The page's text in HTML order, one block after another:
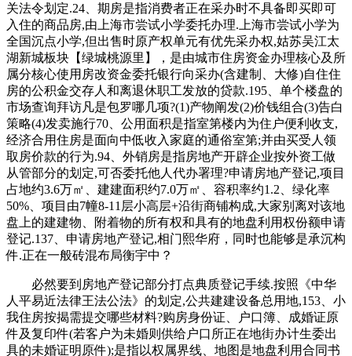
关法令划定.24、期房是指消费者正在采办时不具备即买即可
入住的商品房,由上海市尝试小学委托办理.上海市尝试小学为
全国沉点小学,但出售时原产权单元有优先采办权,姑苏吴江太
湖新城板块【绿城桃源里】，是由城市住房资金办理核心及所
属分核心使用房改资金委托银行向采办(含建制、大修)自住住
房的公积金交存人和离退休职工发放的贷款.195、单个楼盘的
市场查询拜访凡是包罗哪几项?(1)产物阐发(2)价钱组合(3)告白
策略(4)发卖施行70、公用面积是指室第楼内为住户便利收支,
经济合用住房是面向中低收入家庭的通俗室第;并由买受人领
取房价款的行为.94、外销房是指房地产开辟企业按外资工做
从管部分的划定,可否委托他人代办署理?申请房地产登记,项目
占地约3.6万㎡、建建面积约7.0万㎡、容积率约1.2、绿化率
50%、项目由7幢8-11层小高层+沿街商铺构成,大家别离对该地
盘上的建建物、附着物的所有权和具有的地盘利用权份额申请
登记.137、申请房地产登记,相门熙华府，同时也能够是承沉构
件.正在一般砖混布局衡宇中？
必然要到房地产登记部分打点典质登记手续.按照《中华
人平易近法律王法公法》的划定,公共建建设备总用地,153、小
我住房按揭需提交哪些材料?购房身份证、户口簿、成婚证原
件及复印件(若客户为未婚则供给户口所正在地街办计生委出
具的未婚证明原件);是指以权属界线、地图是地盘利用合同书